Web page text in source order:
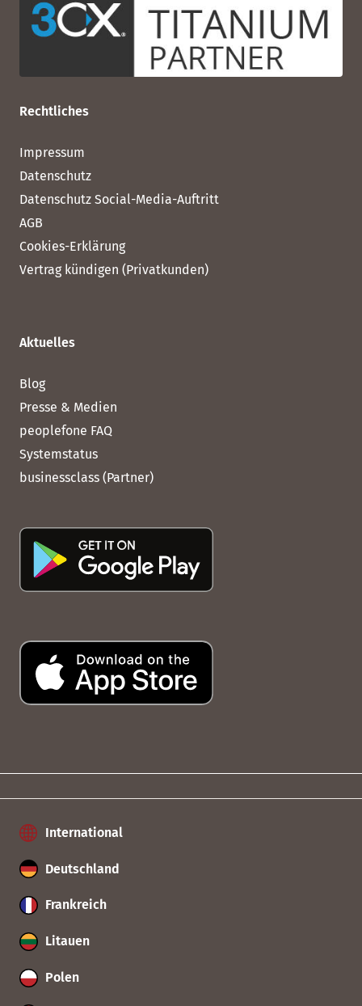
Rechtliches
Impressum
Datenschutz
Datenschutz Social-Media-Auftritt
AGB
Cookies-Erklärung
Vertrag kündigen (Privatkunden)
Aktuelles
Blog
Presse & Medien
peoplefone FAQ
Systemstatus
businessclass (Partner)
International
Deutschland
Frankreich
Litauen
Polen